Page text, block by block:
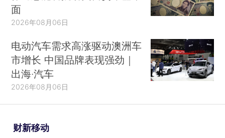
面
2026年08月06日
电动汽车需求高涨驱动澳洲车
市增长 中国品牌表现强劲｜
出海·汽车
2026年08月06日
财新移动